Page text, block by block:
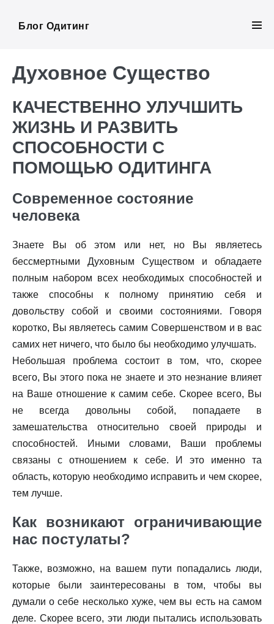
Блог Одитинг
Духовное Существо
КАЧЕСТВЕННО УЛУЧШИТЬ
ЖИЗНЬ И РАЗВИТЬ
СПОСОБНОСТИ С
ПОМОЩЬЮ ОДИТИНГА
Современное состояние
человека
Знаете Вы об этом или нет, но Вы являетесь
бессмертными Духовным Существом и обладаете
полным набором всех необходимых способностей и
также способны к полному принятию себя и
довольству собой и своими состояниями. Говоря
коротко, Вы являетесь самим Совершенством и в вас
самих нет ничего, что было бы необходимо улучшать.
Небольшая проблема состоит в том, что, скорее
всего, Вы этого пока не знаете и это незнание влияет
на Ваше отношение к самим себе. Скорее всего, Вы
не всегда довольны собой, попадаете в
замешательства относительно своей природы и
способностей. Иными словами, Ваши проблемы
связаны с отношением к себе. И это именно та
область, которую необходимо исправить и чем скорее,
тем лучше.
Как возникают ограничивающие
нас постулаты?
Также, возможно, на вашем пути попадались люди,
которые были заинтересованы в том, чтобы вы
думали о себе несколько хуже, чем вы есть на самом
деле. Скорее всего, эти люди пытались использовать